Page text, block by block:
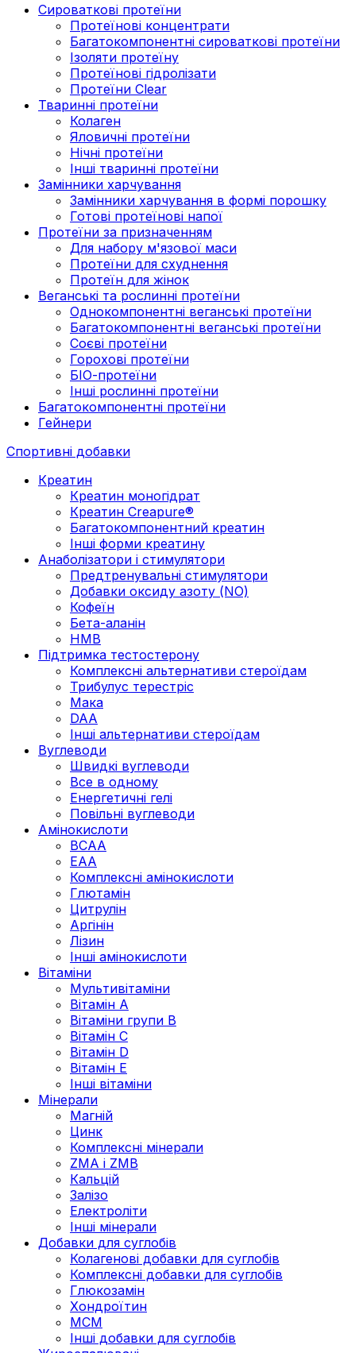
Сироваткові протеїни
Протеїнові концентрати
Багатокомпонентні сироваткові протеїни
Ізоляти протеїну
Протеїнові гідролізати
Протеїни Clear
Тваринні протеїни
Колаген
Яловичні протеїни
Нічні протеїни
Інші тваринні протеїни
Замінники харчування
Замінники харчування в формі порошку
Готові протеїнові напої
Протеїни за призначенням
Для набору м'язової маси
Протеїни для схуднення
Протеїн для жінок
Веганські та рослинні протеїни
Однокомпонентні веганські протеїни
Багатокомпонентні веганські протеїни
Cоєві протеїни
Горохові протеїни
БІО-протеїни
Інші рослинні протеїни
Багатокомпонентні протеїни
Гейнери
Спортивні добавки
Креатин
Креатин моногідрат
Креатин Creapure®
Багатокомпонентний креатин
Інші форми креатину
Анаболізатори і стимулятори
Предтренувальні стимулятори
Добавки оксиду азоту (NO)
Кофеїн
Бета-аланін
HMB
Підтримка тестостерону
Комплексні альтернативи стероїдам
Трибулус терестріс
Мака
DAA
Інші альтернативи стероїдам
Вуглеводи
Швидкі вуглеводи
Все в одному
Енергетичні гелі
Повільні вуглеводи
Амінокислоти
BCAA
EAA
Комплексні амінокислоти
Глютамін
Цитрулін
Аргінін
Лізин
Інші амінокислоти
Вітаміни
Мультивітаміни
Вітамін А
Вітаміни групи В
Вітамін C
Вітамін D
Вітамін Е
Інші вітаміни
Мінерали
Магній
Цинк
Комплексні мінерали
ZMA і ZMB
Кальцій
Залізо
Електроліти
Інші мінерали
Добавки для суглобів
Колагенові добавки для суглобів
Комплексні добавки для суглобів
Глюкозамін
Хондроїтин
МСМ
Інші добавки для суглобів